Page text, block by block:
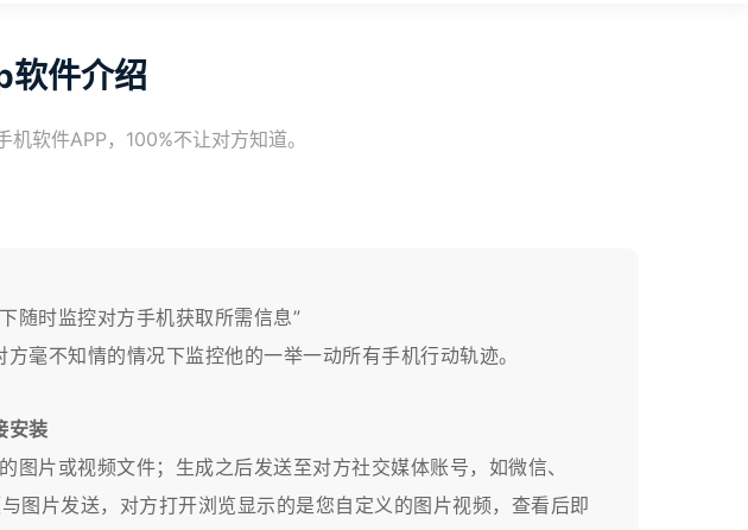
软件介绍
软件APP，100%不让对方知道。
随时监控对方手机获取所需信息”
毫不知情的情况下监控他的一举一动所有手机行动轨迹。
安装
片或视频文件；生成之后发送至对方社交媒体账号，如微信、
片发送，对方打开浏览显示的是您自定义的图片视频，查看后即